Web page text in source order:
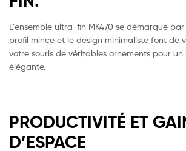
L’ensemble ultra-fin MK470 se démarque
profil mince et le design minimaliste font de
votre souris de véritables ornements pour
élégante.
PRODUCTIVITÉ ET
D’ESPACE